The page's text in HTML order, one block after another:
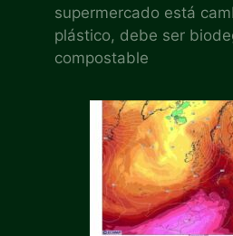
supermercado está
plástico, debe ser
compostable